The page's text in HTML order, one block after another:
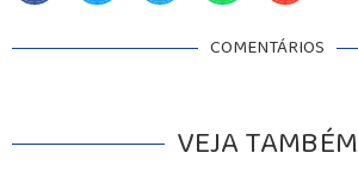
COMENTÁRIOS
VEJA TAMBÉM